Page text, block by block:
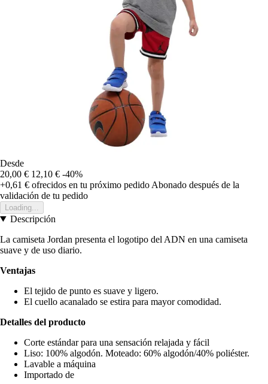
Desde
20,00 € 12,10 € -40%
+0,61 € ofrecidos en tu próximo pedido Abonado después de la
validación de tu pedido
Loading...
Descripción
La camiseta Jordan presenta el logotipo del ADN en una camiseta
suave y de uso diario.
Ventajas
El tejido de punto es suave y ligero.
El cuello acanalado se estira para mayor comodidad.
Detalles del producto
Corte estándar para una sensación relajada y fácil
Liso: 100% algodón. Moteado: 60% algodón/40% poliéster.
Lavable a máquina
Importado de